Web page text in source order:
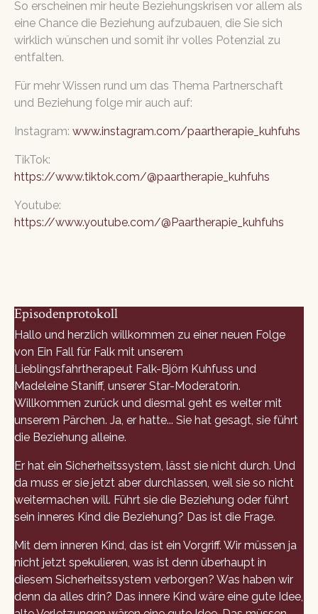
So erscheinen mir heute Beziehungskrisen vor allem als
eine Chance die Beziehung aufzubauen, die Sie sich
wirklich wünschen und somit ihr volles Potenzial zu
entfalten.
Für mehr Wissen rund um das Thema Partnerschaft
und Beziehung folge mir auch auf:
Instagram: www.instagram.com/paartherapie_kuhfuhs
TikTok:
https://www.tiktok.com/@paartherapie_kuhfuhs
Youtube:
https://www.youtube.com/@Paartherapie_kuhfuhs
Episodenprotokoll
Hallo und herzlich willkommen zu einer neuen Folge
von Ein Fall für Falk mit unserem
Lieblingsfahrtherapeut Falk-Björn Kuhfuss und
Madeleine Staniff, unserer Star-Moderatorin.
Willkommen zurück und diesmal geht es weiter mit
unserem Pärchen. Ja, er hatte... Sie hat gesagt, sie führt
die Beziehung alleine.
Er hat ein Sicherheitssystem, lässt sie nicht durch. Und
da muss er sie jetzt aber durchlassen, weil sie so nicht
weitermachen will. Führt sie die Beziehung oder führt
sein inneres Kind die Beziehung? Das ist die Frage.
Mit dem inneren Kind, das ist ein Vorgriff. Wir müssen ja
nicht jetzt spekulieren, was ist denn überhaupt in
diesem Sicherheitssystem verborgen? Was haben wir
denn da alles drin? Das innere Kind wäre eine gute Idee,